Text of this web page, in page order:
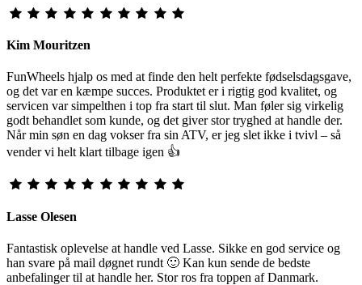
Kim Mouritzen
FunWheels hjalp os med at finde den helt perfekte fødselsdagsgave,
og det var en kæmpe succes. Produktet er i rigtig god kvalitet, og
servicen var simpelthen i top fra start til slut. Man føler sig virkelig
godt behandlet som kunde, og det giver stor tryghed at handle der.
Når min søn en dag vokser fra sin ATV, er jeg slet ikke i tvivl – så
vender vi helt klart tilbage igen 👍
Lasse Olesen
Fantastisk oplevelse at handle ved Lasse. Sikke en god service og
han svare på mail døgnet rundt 🙂 Kan kun sende de bedste
anbefalinger til at handle her. Stor ros fra toppen af Danmark.